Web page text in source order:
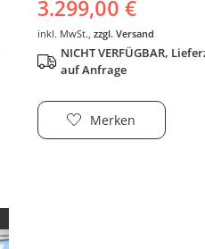
3.299,00 €
inkl. MwSt., zzgl. Versand
NICHT VERFÜGBAR,
auf Anfrage
Merken